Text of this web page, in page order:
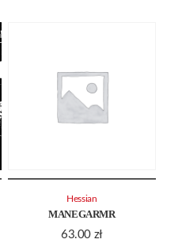
MANEGARMR
63.00 zł
Hessian